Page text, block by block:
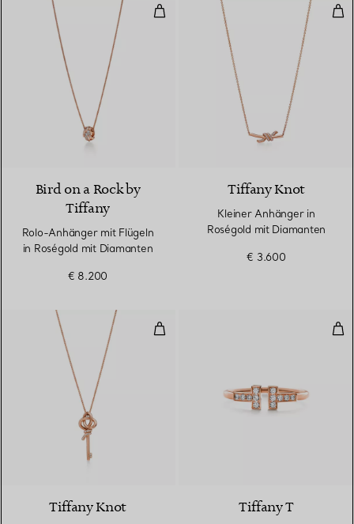
Rolo-Anhänger mit Flügeln in
2 Materialien
Bird on a Rock by
Tiffany
Rolo-Anhänger mit Flügeln
in Roségold mit Diamanten
€ 8.200
Tiffany Knot
Kleiner Anhänger in
Roségold mit Diamanten
€ 3.600
Schlüssel-Anhänger in Mini in
Tiffany Knot Tiffany T